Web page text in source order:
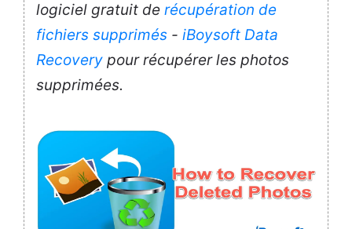
logiciel gratuit de récupération de
fichiers supprimés - iBoysoft Data
Recovery pour récupérer les photos
supprimées.